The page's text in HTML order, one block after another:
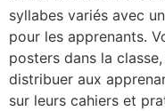
syllabes variés avec
pour les apprenants.
posters dans la
distribuer aux
sur leurs cahiers et